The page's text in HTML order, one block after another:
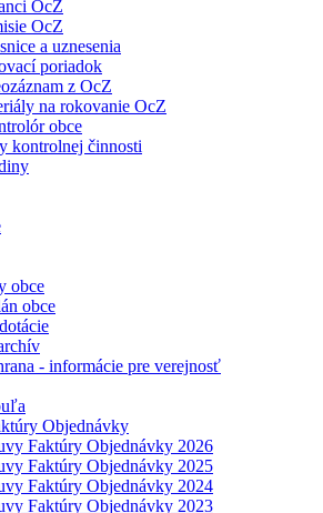
OcZ
OcZ
a uznesenia
poriadok
z OcZ
na rokovanie OcZ
obce
kontrolnej činnosti
obce
obce
- informácie pre verejnosť
Objednávky
Faktúry Objednávky 2026
Faktúry Objednávky 2025
Faktúry Objednávky 2024
Faktúry Objednávky 2023